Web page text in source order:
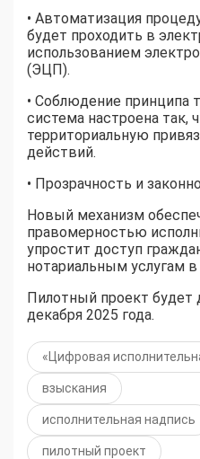
• Автоматизация
будет проходить в
использованием
(ЭЦП).
• Соблюдение принципа
система настроена так,
территориальную
действий.
• Прозрачность и
Новый механизм
правомерностью
упростит доступ
нотариальным услугам
Пилотный проект будет
декабря 2025 года.
«Цифровая
взыскания
исполнительная надпись
пилотный проект